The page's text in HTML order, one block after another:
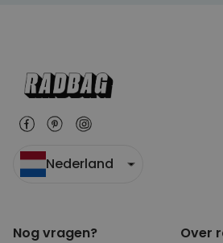
Nederland
Nog vragen? Over